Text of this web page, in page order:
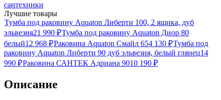
сантехники
Лучшие товары
Тумба под раковину Aquaton Либерти 100, 2 ящика, дуб
эльвезия21 990 ₽Тумба под раковину Aquaton Диор 80
белый12 968 ₽Раковина Aquaton Смайл 654 130 ₽Тумба под
раковину Aquaton Либерти 90 дуб эльвезия, белый глянец14
990 ₽Раковина САНТЕК Адриана 9010 190 ₽
Описание